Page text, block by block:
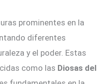
prominentes en la
diferentes
y el poder. Estas
como las Diosas del